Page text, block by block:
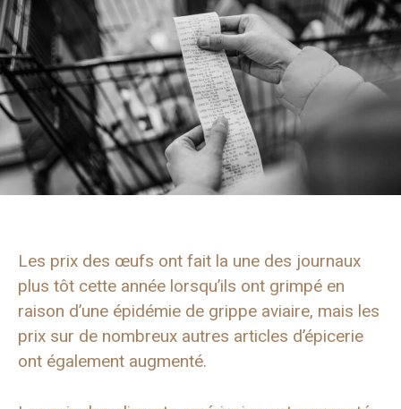
Les prix des œufs ont fait la une des journaux
plus tôt cette année lorsqu’ils ont grimpé en
raison d’une épidémie de grippe aviaire, mais les
prix sur de nombreux autres articles d’épicerie
ont également augmenté.